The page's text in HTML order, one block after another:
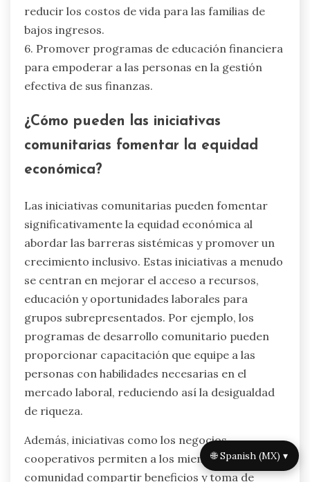
reducir los costos de vida para las familias de
bajos ingresos.
6. Promover programas de educación financiera
para empoderar a las personas en la gestión
efectiva de sus finanzas.
¿Cómo pueden las iniciativas
comunitarias fomentar la equidad
económica?
Las iniciativas comunitarias pueden fomentar
significativamente la equidad económica al
abordar las barreras sistémicas y promover un
crecimiento inclusivo. Estas iniciativas a menudo
se centran en mejorar el acceso a recursos,
educación y oportunidades laborales para
grupos subrepresentados. Por ejemplo, los
programas de desarrollo comunitario pueden
proporcionar capacitación que equipe a las
personas con habilidades necesarias en el
mercado laboral, reduciendo así la desigualdad
de riqueza.
Además, iniciativas como los negocios
cooperativos permiten a los miembros de la
comunidad compartir beneficios y toma de
🌐 Spanish (MX) ▾